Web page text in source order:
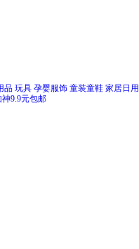
品 玩具 孕婴服饰 童装童鞋 家居日用
神9.9元包邮